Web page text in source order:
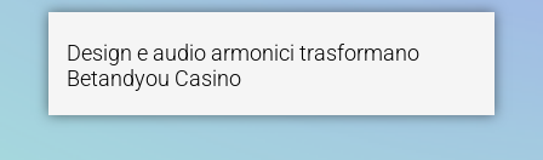
Design e audio armonici trasformano
Betandyou Casino